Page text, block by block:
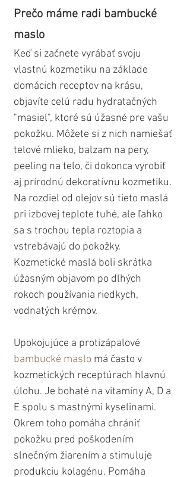
Prečo máme radi bambucké
maslo
Keď si začnete vyrábať svoju
vlastnú kozmetiku na základe
domácich receptov na krásu,
objavíte celú radu hydratačných
"masiel", ktoré sú úžasné pre vašu
pokožku. Môžete si z nich namiešať
telové mlieko, balzam na pery,
peeling na telo, či dokonca vyrobiť
aj prírodnú dekoratívnu kozmetiku.
Na rozdiel od olejov sú tieto maslá
pri izbovej teplote tuhé, ale ľahko
sa s trochou tepla roztopia a
vstrebávajú do pokožky.
Kozmetické maslá boli skrátka
úžasným objavom po dlhých
rokoch používania riedkych,
vodnatých krémov.
Upokojujúce a protizápalové
bambucké maslo má často v
kozmetických receptúrach hlavnú
úlohu. Je bohaté na vitamíny A, D a
E spolu s mastnými kyselinami.
Okrem toho pomáha chrániť
pokožku pred poškodením
slnečným žiarením a stimuluje
produkciu kolagénu. Pomáha